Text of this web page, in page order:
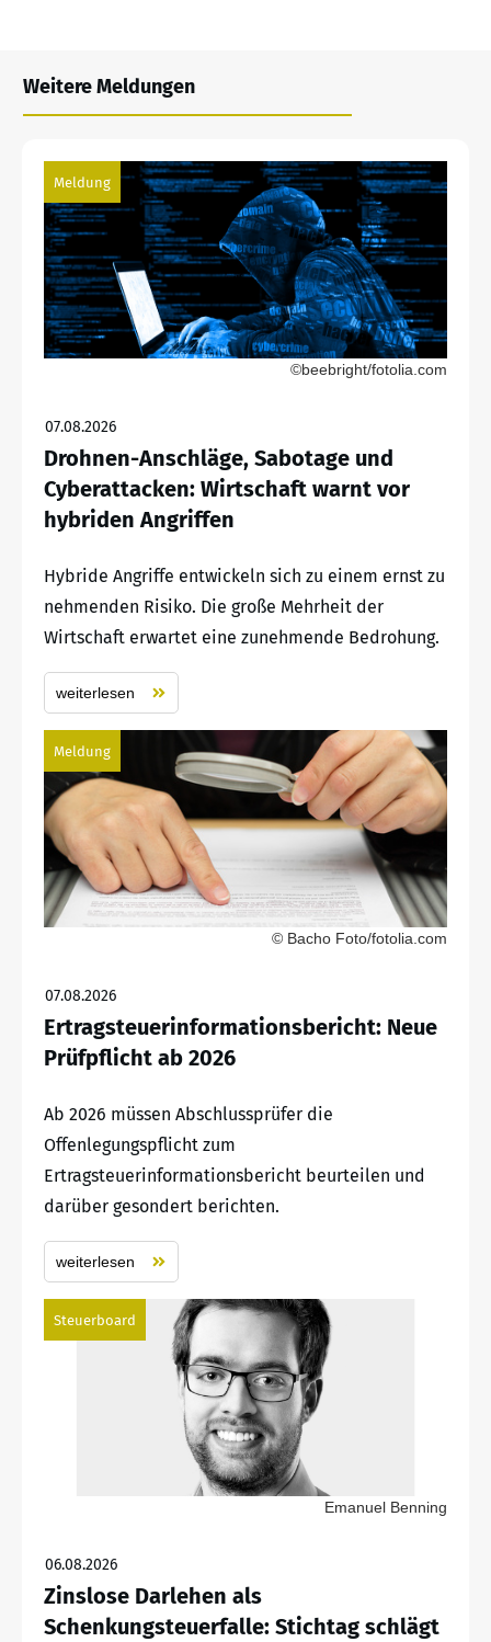
Weitere Meldungen
Meldung
©beebright/fotolia.com
07.08.2026
Drohnen-Anschläge, Sabotage und
Cyberattacken: Wirtschaft warnt vor
hybriden Angriffen
Hybride Angriffe entwickeln sich zu einem ernst zu
nehmenden Risiko. Die große Mehrheit der
Wirtschaft erwartet eine zunehmende Bedrohung.
weiterlesen
Meldung
© Bacho Foto/fotolia.com
07.08.2026
Ertragsteuerinformationsbericht: Neue
Prüfpflicht ab 2026
Ab 2026 müssen Abschlussprüfer die
Offenlegungspflicht zum
Ertragsteuerinformationsbericht beurteilen und
darüber gesondert berichten.
weiterlesen
Steuerboard
Emanuel Benning
06.08.2026
Zinslose Darlehen als
Schenkungsteuerfalle: Stichtag schlägt